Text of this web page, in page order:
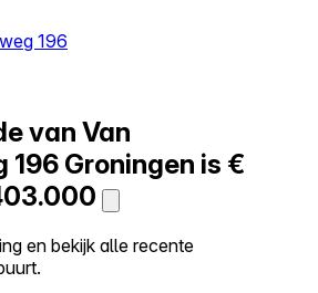
196
van Van
196 Groningen is €
en bekijk alle recente